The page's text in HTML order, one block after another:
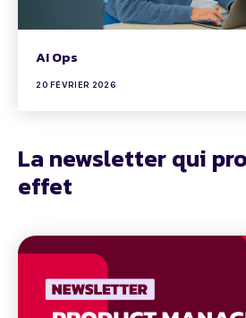
AI Ops
20 FÉVRIER 2026
La newsletter qui
effet